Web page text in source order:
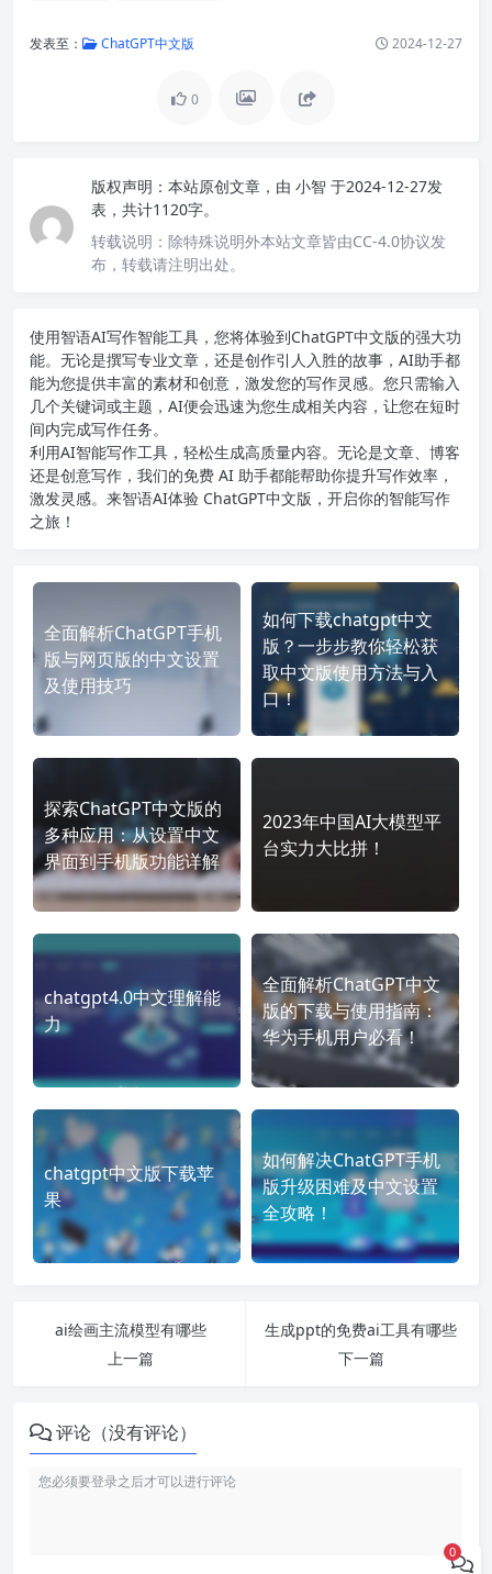
发表至： ChatGPT中文版 2024-12-27
0
版权声明： 本站原创文章，由 小智 于2024-12-27发
表，共计1120字。
转载说明： 除特殊说明外本站文章皆由CC-4.0协议发
布，转载请注明出处。
使用智语AI写作智能工具，您将体验到ChatGPT中文版的强大功
能。无论是撰写专业文章，还是创作引人入胜的故事，AI助手都
能为您提供丰富的素材和创意，激发您的写作灵感。您只需输入
几个关键词或主题，AI便会迅速为您生成相关内容，让您在短时
间内完成写作任务。
利用AI智能写作工具，轻松生成高质量内容。无论是文章、博客
还是创意写作，我们的免费 AI 助手都能帮助你提升写作效率，
激发灵感。来智语AI体验 ChatGPT中文版 ，开启你的智能写作
之旅！
全面解析ChatGPT手机
版与网页版的中文设置
及使用技巧
如何下载chatgpt中文
版？一步步教你轻松获
取中文版使用方法与入
口！
探索ChatGPT中文版的
多种应用：从设置中文
界面到手机版功能详解
2023年中国AI大模型平
台实力大比拼！
chatgpt4.0中文理解能
力
全面解析ChatGPT中文
版的下载与使用指南：
华为手机用户必看！
chatgpt中文版下载苹
果
如何解决ChatGPT手机
版升级困难及中文设置
全攻略！
ai绘画主流模型有哪些
上一篇
生成ppt的免费ai工具有哪些
下一篇
评论（没有评论）
0